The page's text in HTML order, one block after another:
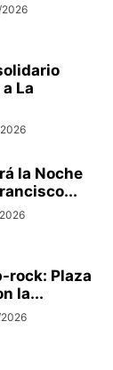
La
la Noche
rock: Plaza
la...